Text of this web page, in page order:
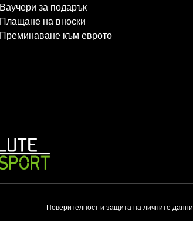
Ваучери за подарък
Плащане на вноски
Преминаване към еврото
Поверителност и защита на личните данни